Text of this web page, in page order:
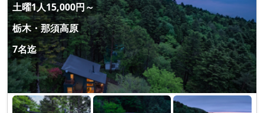
土曜1人15,000円～
栃木・那須高原
7名迄